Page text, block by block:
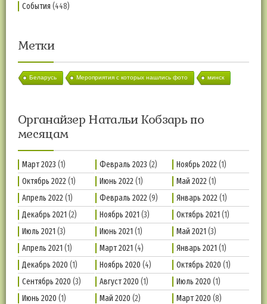
События (448)
Метки
Беларусь Мероприятия с которых нашлись фото минск
Органайзер Натальи Кобзарь по
месяцам
Март 2023 (1) Февраль 2023 (2) Ноябрь 2022(1)
Октябрь 2022(1) Июнь 2022(1) Май 2022(1)
Апрель 2022(1) Февраль 2022(9) Январь 2022(1)
Декабрь 2021 (2) Ноябрь 2021 (3) Октябрь 2021 (1)
Июль 2021 (3) Июнь 2021 (1) Май 2021 (3)
Апрель 2021 (1) Март 2021 (4) Январь 2021 (1)
Декабрь 2020 (1) Ноябрь 2020 (4) Октябрь 2020 (1)
Сентябрь 2020 (3) Август 2020 (1) Июль 2020 (1)
Июнь 2020 (1) Май 2020 (2) Март 2020 (8)